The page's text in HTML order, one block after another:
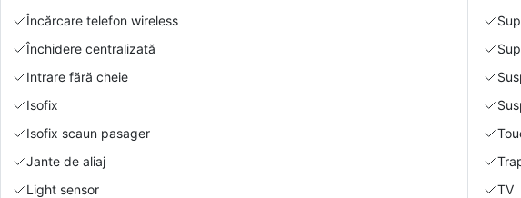
Încărcare telefon wireless
Închidere centralizată
Intrare fără cheie
Isofix
Isofix scaun pasager
Jante de aliaj
Light sensor
TV